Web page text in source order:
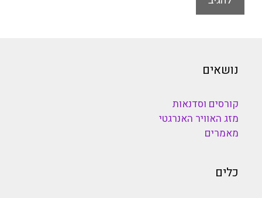
נושאים
קורסים וסדנאות
מזג האוויר האנרגטי
מאמרים
כלים